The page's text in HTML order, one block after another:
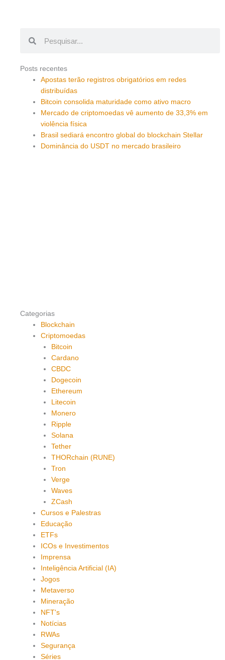
Posts recentes
Apostas terão registros obrigatórios em redes
distribuídas
Bitcoin consolida maturidade como ativo macro
Mercado de criptomoedas vê aumento de 33,3% em
violência física
Brasil sediará encontro global do blockchain Stellar
Dominância do USDT no mercado brasileiro
Categorias
Blockchain
Criptomoedas
Bitcoin
Cardano
CBDC
Dogecoin
Ethereum
Litecoin
Monero
Ripple
Solana
Tether
THORchain (RUNE)
Tron
Verge
Waves
ZCash
Cursos e Palestras
Educação
ETFs
ICOs e Investimentos
Imprensa
Inteligência Artificial (IA)
Jogos
Metaverso
Mineração
NFT's
Notícias
RWAs
Segurança
Séries